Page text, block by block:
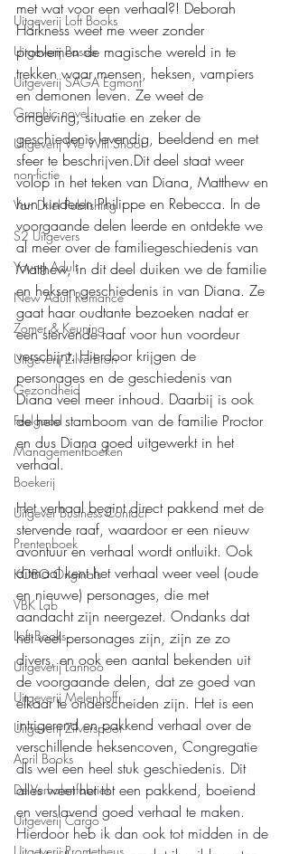
Uitgeverij Loft Books
Uitgeverij Passie
Uitgeverij SAGA Egmont
Graphic novel
Uitgeverij We Will Shoot
non-fictie
Van Driel Publishing
S2 Uitgevers
Young Adult
New Adult Romance
Zomer & Keuning
Uitgeverij Zilverbron
Gezondheid
Feelgood
Managementboeken
Boekerij
Uitgever Business Contact
Prentenboek
KOBO Originals
VBK Lab
Loft Books
Uitgeverij Lannoo
Uitgeverij Melenhoff
Uitgeverij Zilverspoor
April Books
De Verhalenfabriek
Uitgeverij Cargo
met wat voor een verhaal?! Deborah
Harkness weet me weer zonder
problemen de magische wereld in te
trekken waar mensen, heksen, vampiers
en demonen leven. Ze weet de
omgeving, situatie en zeker de
geschiedenis levendig, beeldend en met
sfeer te beschrijven.Dit deel staat weer
volop in het teken van Diana, Matthew en
hun kinderen Philippe en Rebecca. In de
voorgaande delen leerde en ontdekte we
al meer over de familiegeschiedenis van
Matthew, in dit deel duiken we de familie
en heksen geschiedenis in van Diana. Ze
gaat haar oudtante bezoeken nadat er
een stervende raaf voor hun voordeur
verschijnt. Hierdoor krijgen de
personages en de geschiedenis van
Diana veel meer inhoud. Daarbij is ook
de hele stamboom van de familie Proctor
en dus Diana goed uitgewerkt in het
verhaal.
Het verhaal begint direct pakkend met de
stervende raaf, waardoor er een nieuw
avontuur en verhaal wordt ontluikt. Ook
ditmaal kent het verhaal weer veel (oude
en nieuwe) personages, die met
aandacht zijn neergezet. Ondanks dat
het veel personages zijn, zijn ze zo
divers, en ook een aantal bekenden uit
de voorgaande delen, dat ze goed van
elkaar te onderscheiden zijn. Het is een
intrigerend en pakkend verhaal over de
verschillende heksencoven, Congregatie
als wel een heel stuk geschiedenis. Dit
alles weet het tot een pakkend, boeiend
en verslavend goed verhaal te maken.
Hierdoor heb ik dan ook tot midden in de